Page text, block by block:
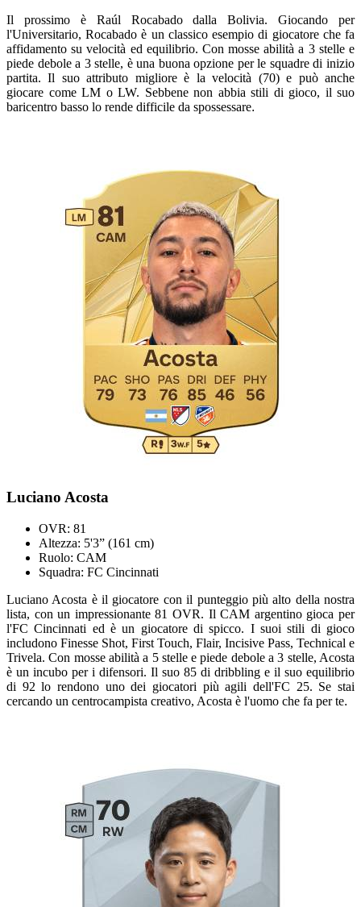
Il prossimo è Raúl Rocabado dalla Bolivia. Giocando per
l'Universitario, Rocabado è un classico esempio di giocatore che fa
affidamento su velocità ed equilibrio. Con mosse abilità a 3 stelle e
piede debole a 3 stelle, è una buona opzione per le squadre di inizio
partita. Il suo attributo migliore è la velocità (70) e può anche
giocare come LM o LW. Sebbene non abbia stili di gioco, il suo
baricentro basso lo rende difficile da spossessare.
Luciano Acosta
OVR: 81
Altezza: 5'3” (161 cm)
Ruolo: CAM
Squadra: FC Cincinnati
Luciano Acosta è il giocatore con il punteggio più alto della nostra
lista, con un impressionante 81 OVR. Il CAM argentino gioca per
l'FC Cincinnati ed è un giocatore di spicco. I suoi stili di gioco
includono Finesse Shot, First Touch, Flair, Incisive Pass, Technical e
Trivela. Con mosse abilità a 5 stelle e piede debole a 3 stelle, Acosta
è un incubo per i difensori. Il suo 85 di dribbling e il suo equilibrio
di 92 lo rendono uno dei giocatori più agili dell'FC 25. Se stai
cercando un centrocampista creativo, Acosta è l'uomo che fa per te.